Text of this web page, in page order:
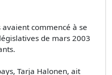
commencé à se
de mars 2003
Tarja Halonen, ait